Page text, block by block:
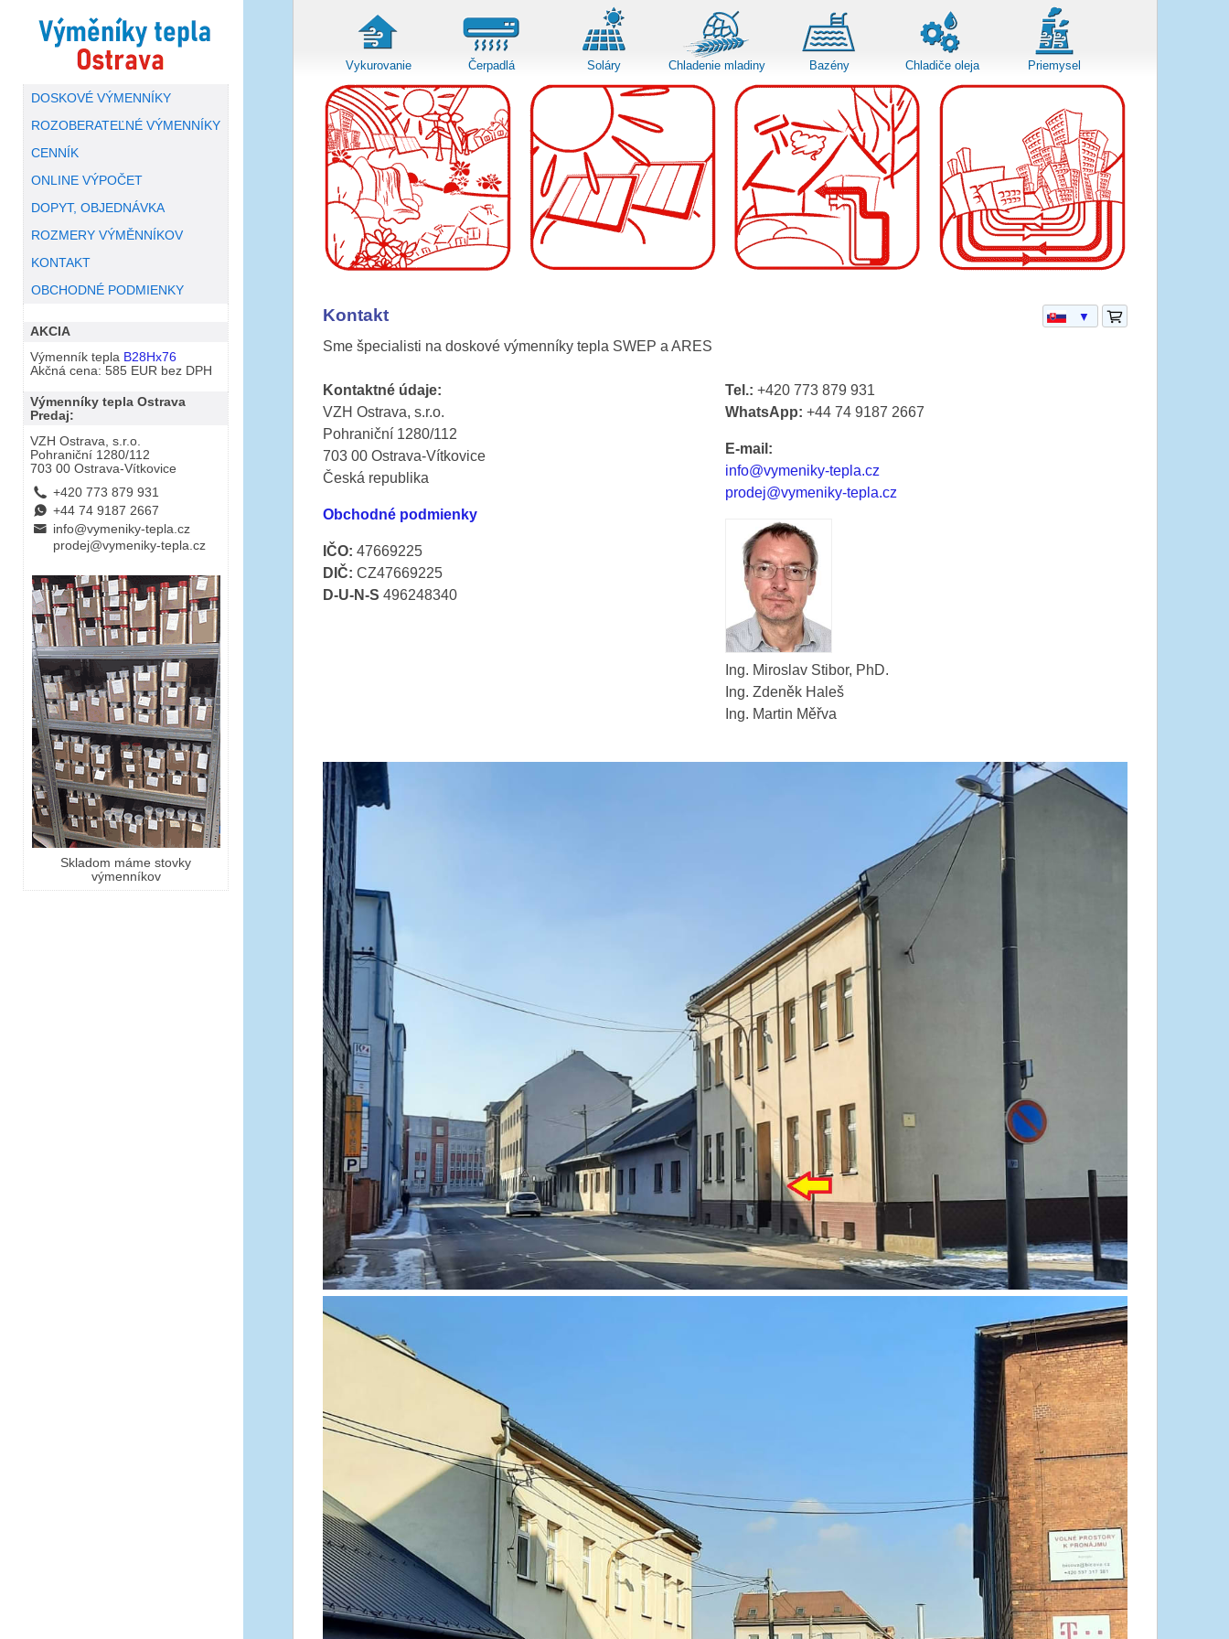
DOSKOVÉ VÝMENNÍKY
ROZOBERATEĽNÉ VÝMENNÍKY
CENNÍK
ONLINE VÝPOČET
DOPYT, OBJEDNÁVKA
ROZMERY VÝMĚNNÍKOV
KONTAKT
OBCHODNÉ PODMIENKY
AKCIA
Výmenník tepla B28Hx76
Akčná cena: 585 EUR bez DPH
Výmenníky tepla Ostrava
Predaj:
VZH Ostrava, s.r.o.
Pohraniční 1280/112
703 00 Ostrava-Vítkovice
L +420 773 879 931
E +44 74 9187 2667
B info@vymeniky-tepla.cz
prodej@vymeniky-tepla.cz
Skladom máme stovky
výmenníkov
Vykurovanie Čerpadlá Soláry Chladenie mladiny Bazény Chladiče oleja Priemysel
Kontakt
Sme špecialisti na doskové výmenníky tepla SWEP a ARES
Kontaktné údaje:
VZH Ostrava, s.r.o.
Pohraniční 1280/112
703 00 Ostrava-Vítkovice
Česká republika
Obchodné podmienky
IČO: 47669225
DIČ: CZ47669225
D-U-N-S 496248340
Tel.: +420 773 879 931
WhatsApp: +44 74 9187 2667
E-mail:
info@vymeniky-tepla.cz
prodej@vymeniky-tepla.cz
Ing. Miroslav Stibor, PhD.
Ing. Zdeněk Haleš
Ing. Martin Měřva
▼